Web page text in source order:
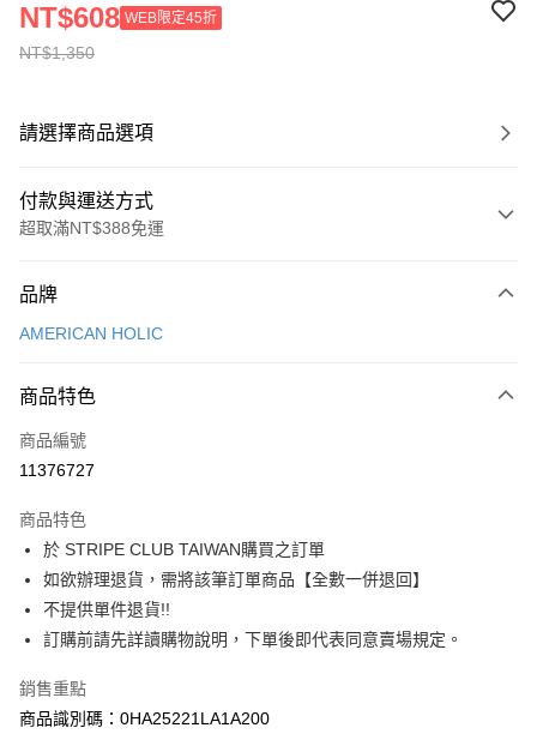
NT$1,350
NT$608 WEB限定45折
請選擇商品選項
付款與運送方式
超取滿NT$388免運
信用卡一次付款
3 期 0 利率 每期
合作金庫商業銀行
上海商業儲蓄銀行
臺灣中小企業銀行
匯豐（台灣）商業銀行
華泰商業銀行
聯邦商業銀行
遠東國際商業銀行
元大商業銀行
玉山商業銀行
星展（台灣）商業銀行
台灣樂天信用卡公司
超商取貨付款
LINE Pay
Apple Pay
街口支付
悠遊付
大哥付你分期
相關說明
品牌
AMERICAN HOLIC
商品特色
商品編號
11376727
商品特色
於 STRIPE CLUB TAIWAN購買之訂單
如欲辦理退貨，需將該筆訂單商品【全數一併退回】
不提供單件退貨!!
訂購前請先詳讀購物說明，下單後即代表同意賣場規定。
銷售重點
商品識別碼：0HA25221LA1A200